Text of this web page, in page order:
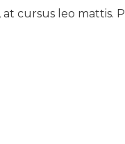
at cursus leo